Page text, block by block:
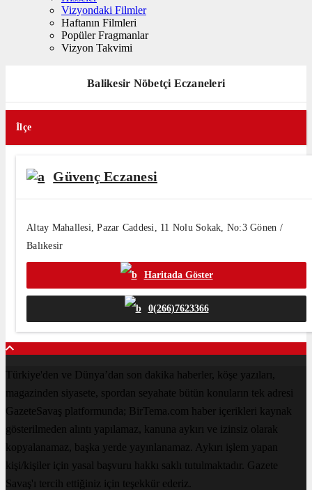
Vizyondaki Filmler
Haftanın Filmleri
Popüler Fragmanlar
Vizyon Takvimi
Balikesir Nöbetçi Eczaneleri
Güvenç Eczanesi
Altay Mahallesi, Pazar Caddesi, 11 Nolu Sokak, No:3 Gönen /
Balıkesir
Haritada Göster
0(266)7623366
Türkiye'den ve Dünya’dan son dakika haberler, köşe yazıları,
magazinden siyasete, spordan seyahate bütün konuların tek adresi
GazeteSavaş platformunda; BirTema.com haber içerikleri kaynak
gösterilmeden alıntı yapılamaz, kanuna aykırı ve izinsiz olarak
kopyalanamaz, başka yerde yayınlanamaz. Aykırı işlem yapan
kişi/kişiler için yasal başvuru hakkı saklı tutulmaktadır. Gazete
Savaş'ı tercih ettiğiniz için teşekkür ederiz.